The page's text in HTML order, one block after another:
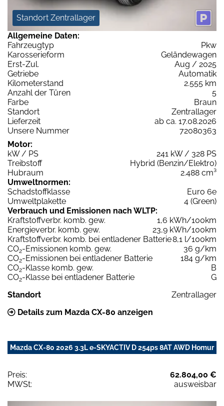
Standort Zentrallager
Allgemeine Daten:
Fahrzeugtyp
Pkw
Karosserieform
Geländewagen
Erst-Zul.
Aug / 2025
Getriebe
Automatik
Kilometerstand
2.555 km
Anzahl der Türen
5
Farbe
Braun
Standort
Zentrallager
Lieferzeit
ab ca. 17.08.2026
Unsere Nummer
72080363
Motor:
kW / PS
241 kW / 328 PS
Treibstoff
Hybrid (Benzin/Elektro)
Hubraum
2.488 cm³
Umweltnormen:
Schadstoffklasse
Euro 6e
Umweltplakette
4 (Green)
Verbrauch und Emissionen nach WLTP:
Kraftstoffverbr. komb. gew.
1,6 kWh/100km
Energieverbr. komb. gew.
23,9 kWh/100km
Kraftstoffverbr. komb. bei entladener Batterie8,1 l/100km
CO2-Emissionen komb. gew.
36 g/km
CO2-Emissionen bei entladener Batterie
184 g/km
CO2-Klasse komb. gew.
B
CO2-Klasse bei entladener Batterie
G
Standort
Zentrallager
Details zum Mazda CX-80 anzeigen
Mazda CX-80 2026 3.3L e-SKYACTIV D 254ps 8AT AWD Homur
Preis:
62.804,00 €
MWSt:
ausweisbar